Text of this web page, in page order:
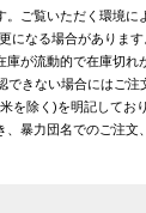
ご覧いただく環境
になる場合があります
が流動的で在庫切
きない場合にはご注
を除く)を明記してお
暴力団名でのご注文